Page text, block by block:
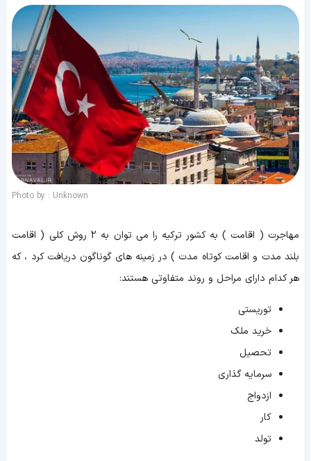
Photo by : Unknown
مهاجرت ( اقامت ) به کشور ترکیه را می توان به 2 روش کلی ( اقامت
بلند مدت و اقامت کوتاه مدت ) در زمینه های گوناگون دریافت کرد ، که
هر کدام دارای مراحل و روند متفاوتی هستند:
توریستی
خرید ملک
تحصیل
سرمایه گذاری
ازدواج
کار
تولد